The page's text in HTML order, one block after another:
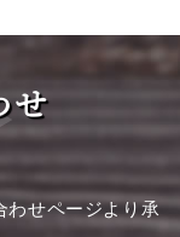
せ
わせページより承